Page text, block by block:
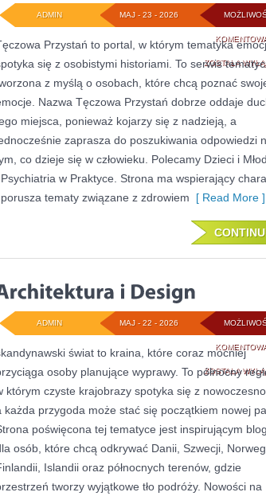
ZOSTAŁA
MAJ - 23 - 2026
ADMIN
Przystań to portal, w którym tematyka
się z osobistymi historiami. To serwis
z myślą o osobach, które chcą poznać
Nazwa Tęczowa Przystań dobrze oddaje
miejsca, ponieważ kojarzy się z nadzieją, a
zaprasza do poszukiwania odpowiedzi
co dzieje się w człowieku. Polecamy Dzieci i
w Praktyce. Strona ma wspierający
tematy związane z zdrowiem [ Read More ]
ZOSTAŁA
MAJ - 22 - 2026
ADMIN
świat to kraina, które coraz mocniej
osoby planujące wyprawy. To północny
którym czyste krajobrazy spotyka się z
każda przygoda może stać się początkiem nowej
poświęcona tej tematyce jest inspirującym
osób, które chcą odkrywać Danii, Szwecji,
Islandii oraz północnych terenów, gdzie
tworzy wyjątkowe tło podróży. Nowości na